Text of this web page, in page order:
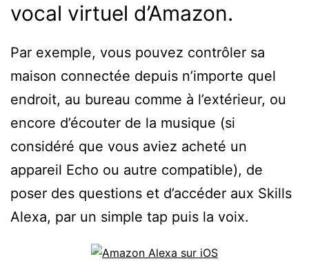
vocal virtuel d’Amazon.
Par exemple, vous pouvez contrôler sa
maison connectée depuis n’importe quel
endroit, au bureau comme à l’extérieur, ou
encore d’écouter de la musique (si
considéré que vous aviez acheté un
appareil Echo ou autre compatible), de
poser des questions et d’accéder aux Skills
Alexa, par un simple tap puis la voix.